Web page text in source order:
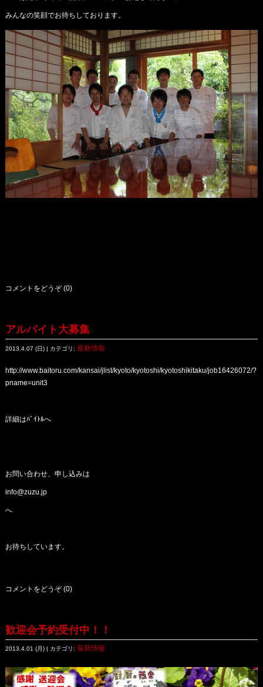
みんなの笑顔でお待ちしております。
コメントをどうぞ (0)
アルバイト大募集
2013.4.07 (日) | カテゴリ: 最新情報
http://www.baitoru.com/kansai/jlist/kyoto/kyotoshi/kyotoshikitaku/job16426072/?
pname=unit3
詳細はﾊﾞｲﾄﾙへ
お問い合わせ、申し込みは
info@zuzu.jp
へ
お待ちしています。
コメントをどうぞ (0)
歓迎会予約受付中！！
2013.4.01 (月) | カテゴリ: 最新情報